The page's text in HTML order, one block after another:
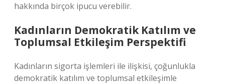
hakkında birçok ipucu verebilir.
Kadınların Demokratik Katılım ve
Toplumsal Etkileşim Perspektifi
Kadınların sigorta işlemleri ile ilişkisi, çoğunlukla
demokratik katılım ve toplumsal etkileşimle